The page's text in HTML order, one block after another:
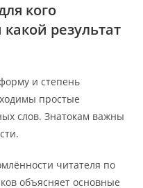
кого
результат
и степень
простые
слов. Знатокам важны
читателя по
объясняет основные